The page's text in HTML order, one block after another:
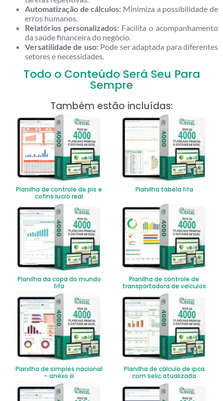
Automatização de cálculos: Minimiza a possibilidade de
erros humanos.
Relatórios personalizados: Facilita o acompanhamento
da saúde financeira do negócio.
Versatilidade de uso:Pode ser adaptada para diferentes
setores e necessidades.
Todo o Conteúdo Será Seu Para
Sempre
Também estão incluídas:
Planilha de controle de pis e
cofins lucro real
Planilha tabela fifa
Planilha da copa do mundo
fifa
Planilha de controle de
transportadora de veículos
Planilha de simples nacional
– anexo iii
Planilha de cálculo de ipca
com selic atualizada